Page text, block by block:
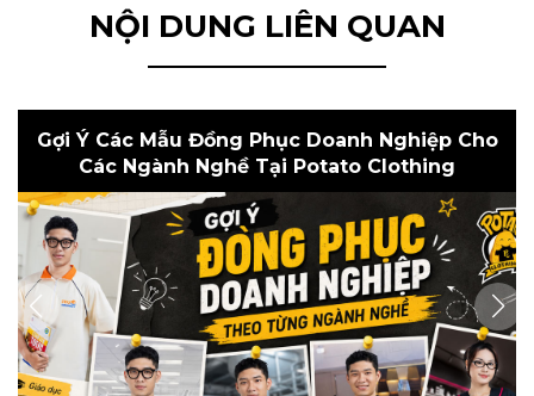
NỘI DUNG LIÊN QUAN
Gợi Ý Các Mẫu Đồng Phục Doanh Nghiệp Cho
Các Ngành Nghề Tại Potato Clothing